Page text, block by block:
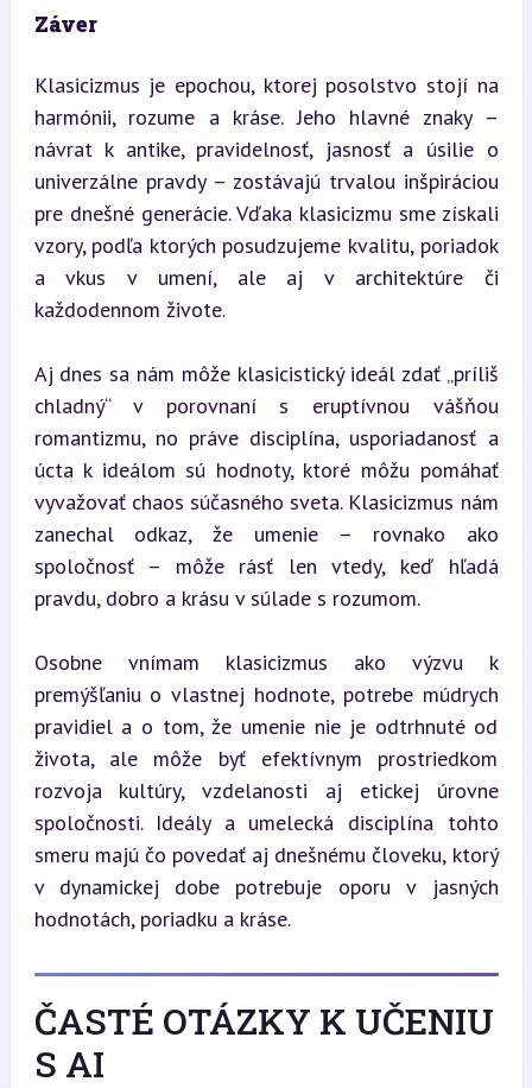
Záver
Klasicizmus je epochou, ktorej posolstvo stojí na
harmónii, rozume a kráse. Jeho hlavné znaky –
návrat k antike, pravidelnosť, jasnosť a úsilie o
univerzálne pravdy – zostávajú trvalou inšpiráciou
pre dnešné generácie. Vďaka klasicizmu sme získali
vzory, podľa ktorých posudzujeme kvalitu, poriadok
a vkus v umení, ale aj v architektúre či
každodennom živote.
Aj dnes sa nám môže klasicistický ideál zdať „príliš
chladný“ v porovnaní s eruptívnou vášňou
romantizmu, no práve disciplína, usporiadanosť a
úcta k ideálom sú hodnoty, ktoré môžu pomáhať
vyvažovať chaos súčasného sveta. Klasicizmus nám
zanechal odkaz, že umenie – rovnako ako
spoločnosť – môže rásť len vtedy, keď hľadá
pravdu, dobro a krásu v súlade s rozumom.
Osobne vnímam klasicizmus ako výzvu k
premýšľaniu o vlastnej hodnote, potrebe múdrych
pravidiel a o tom, že umenie nie je odtrhnuté od
života, ale môže byť efektívnym prostriedkom
rozvoja kultúry, vzdelanosti aj etickej úrovne
spoločnosti. Ideály a umelecká disciplína tohto
smeru majú čo povedať aj dnešnému človeku, ktorý
v dynamickej dobe potrebuje oporu v jasných
hodnotách, poriadku a kráse.
ČASTÉ OTÁZKY K UČENIU
S AI